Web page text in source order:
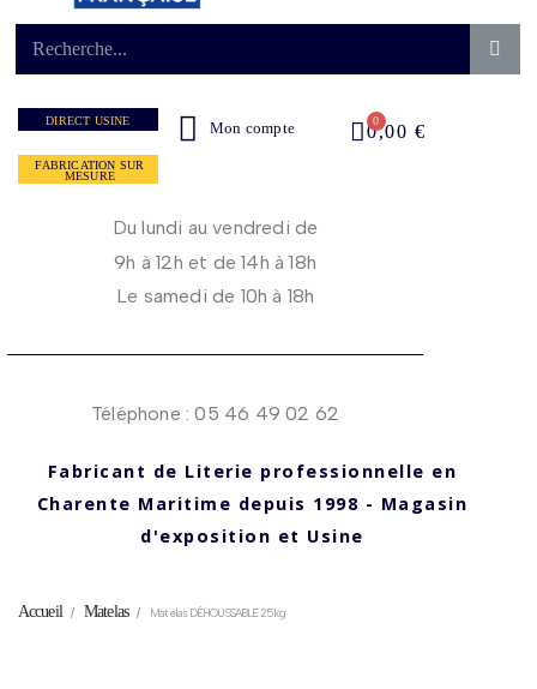
DIRECT USINE
FABRICATION SUR
MESURE
Mon compte 0,00 €
Du lundi au vendredi de
9h à 12h et de 14h à 18h
Le samedi de 10h à 18h
Téléphone : 05 46 49 02 62
Fabricant de Literie professionnelle en
Charente Maritime depuis 1998 - Magasin
d'exposition et Usine
Accueil Matelas Matelas DÉHOUSSABLE 25kg